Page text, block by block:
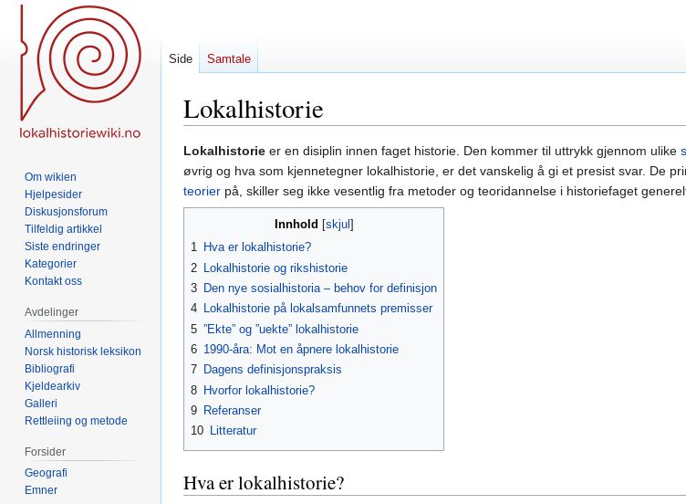
Lokalhistorie
Hopp
til
navigering
Hopp
til
søk
Lokalhistorie er en disiplin innen faget historie. Den kommer til uttrykk gjennom ulike
øvrig og hva som kjennetegner lokalhistorie, er det vanskelig å gi et presist svar. De
teorier på, skiller seg ikke vesentlig fra metoder og teoridannelse i historiefaget
Innhold
1 Hva er lokalhistorie?
2
Lokalhistorie og rikshistorie
3 Den nye sosialhistoria – behov for definisjon
4 Lokalhistorie på lokalsamfunnets premisser
5 ”Ekte” og ”uekte” lokalhistorie
6 1990-åra: Mot en åpnere lokalhistorie
7 Dagens definisjonspraksis
8 Hvorfor lokalhistorie?
9 Referanser
10 Litteratur
Hva er lokalhistorie?
Side Samtale
Om wikien
Hjelpesider
Diskusjonsforum
Tilfeldig artikkel
Siste endringer
Kategorier
Kontakt oss
Avdelinger
Allmenning
Norsk historisk leksikon
Bibliografi
Kjeldearkiv
Galleri
Rettleiing og metode
Forsider
Geografi
Emner